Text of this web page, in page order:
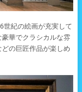
世紀の絵画が充実して
華でクラシカルな雰
の巨匠作品が楽しめ